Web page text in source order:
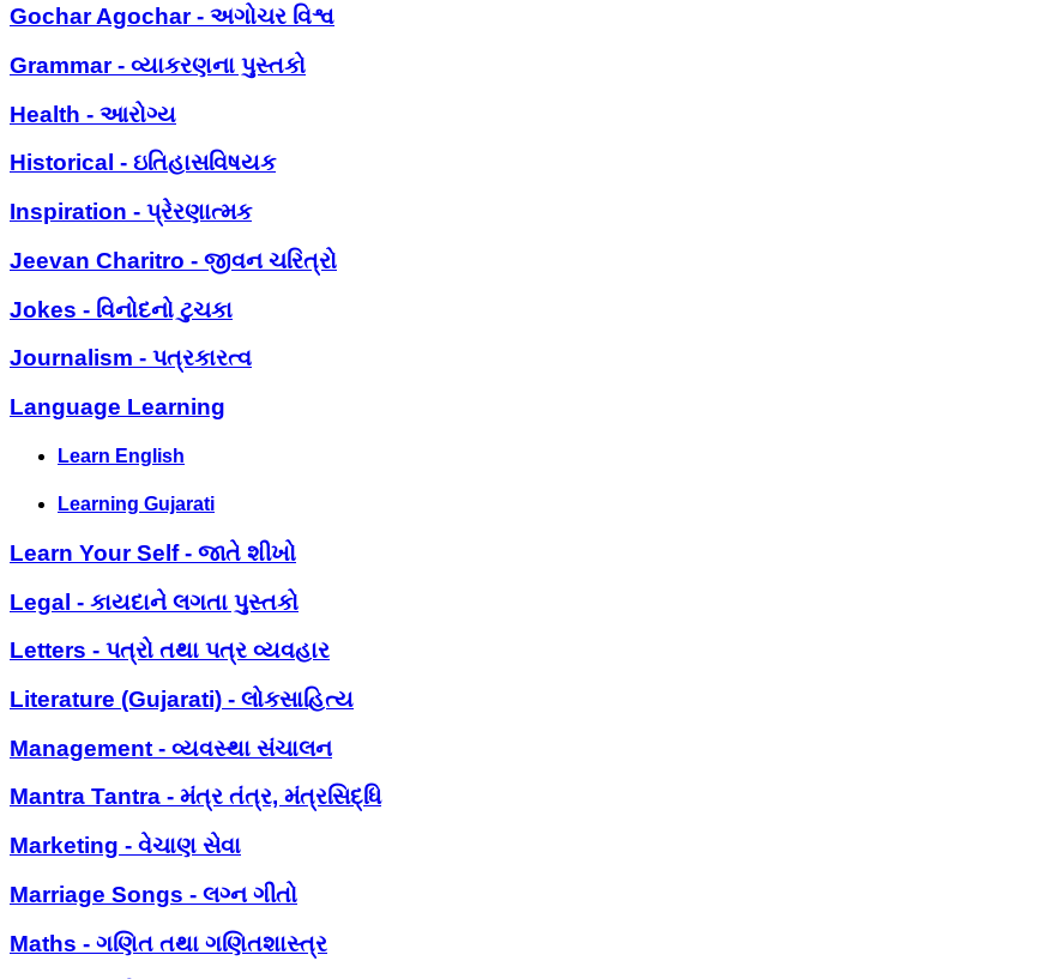
Gochar Agochar - અગોચર વિશ્વ
Grammar - વ્યાકરણના પુસ્તકો
Health - આરોગ્ય
Historical - ઇતિહાસવિષયક
Inspiration - પ્રેરણાત્મક
Jeevan Charitro - જીવન ચરિત્રો
Jokes - વિનોદનો ટુચકા
Journalism - પત્રકારત્વ
Language Learning
Learn English
Learning Gujarati
Learn Your Self - જાતે શીખો
Legal - કાયદાને લગતા પુસ્તકો
Letters - પત્રો તથા પત્ર વ્યવહાર
Literature (Gujarati) - લોકસાહિત્ય
Management - વ્યવસ્થા સંચાલન
Mantra Tantra - મંત્ર તંત્ર, મંત્રસિદ્ધિ
Marketing - વેચાણ સેવા
Marriage Songs - લગ્ન ગીતો
Maths - ગણિત તથા ગણિતશાસ્ત્ર